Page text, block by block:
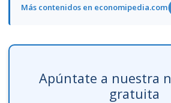
Más contenidos en economipedia.com
Apúntate a nuestra
gratuita